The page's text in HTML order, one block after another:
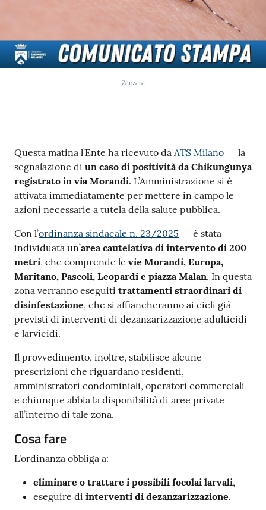
Zanzara
Contenuto
Questa matina l’Ente ha ricevuto da ATS Milano
la
segnalazione di un caso di positività da Chikungunya
registrato in via Morandi. L’Amministrazione si è
attivata immediatamente per mettere in campo le
azioni necessarie a tutela della salute pubblica.
Con l’ordinanza sindacale n. 23/2025
è stata
individuata un’area cautelativa di intervento di 200
metri, che comprende le vie Morandi, Europa,
Maritano, Pascoli, Leopardi e piazza Malan. In questa
zona verranno eseguiti trattamenti straordinari di
disinfestazione, che si affiancheranno ai cicli già
previsti di interventi di dezanzarizzazione adulticidi
e larvicidi.
Il provvedimento, inoltre, stabilisce alcune
prescrizioni che riguardano residenti,
amministratori condominiali, operatori commerciali
e chiunque abbia la disponibilità di aree private
all’interno di tale zona.
Cosa fare
L'ordinanza obbliga a:
eliminare o trattare i possibili focolai larvali,
eseguire di interventi di dezanzarizzazione.